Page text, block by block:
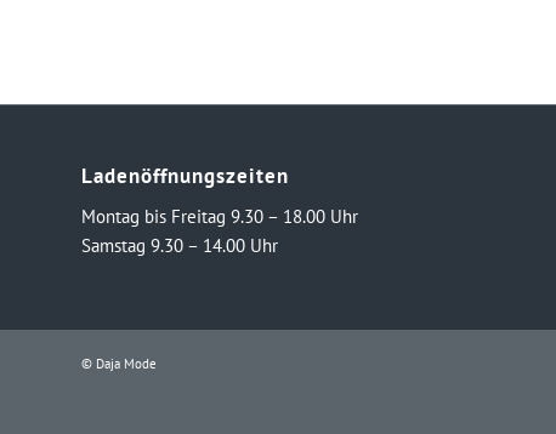
Ladenöffnungszeiten
Montag bis Freitag 9.30 – 18.00 Uhr
Samstag 9.30 – 14.00 Uhr
© Daja Mode